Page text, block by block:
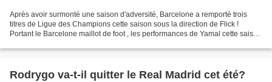
Après avoir surmonté une saison d'adversité, Barcelone a remporté trois
titres de Ligue des Champions cette saison sous la direction de Flick !
Portant le Barcelone maillot de foot , les performances de Yamal cette saison
Rodrygo va-t-il quitter le Real Madrid cet été?